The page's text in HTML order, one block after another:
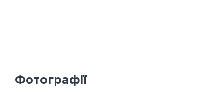
Фотографії